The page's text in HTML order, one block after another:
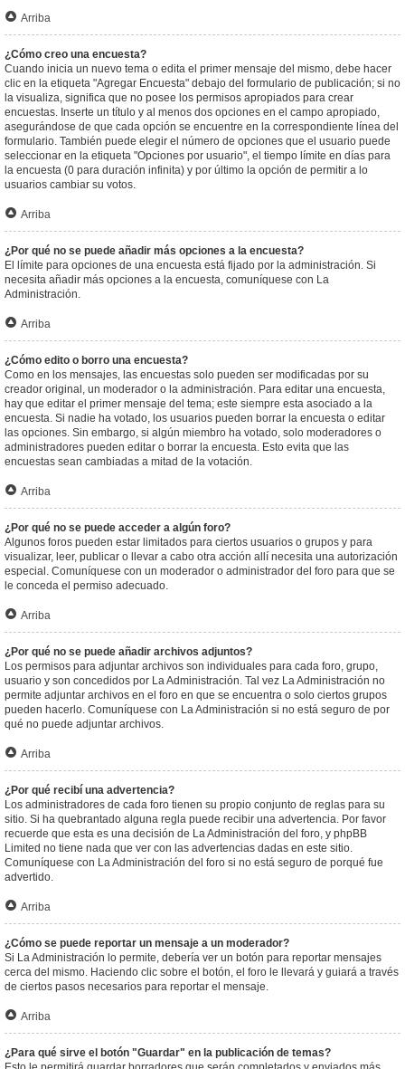
Arriba
¿Cómo creo una encuesta?
Cuando inicia un nuevo tema o edita el primer mensaje del mismo, debe hacer
clic en la etiqueta "Agregar Encuesta" debajo del formulario de publicación; si no
la visualiza, significa que no posee los permisos apropiados para crear
encuestas. Inserte un título y al menos dos opciones en el campo apropiado,
asegurándose de que cada opción se encuentre en la correspondiente línea del
formulario. También puede elegir el número de opciones que el usuario puede
seleccionar en la etiqueta "Opciones por usuario", el tiempo límite en días para
la encuesta (0 para duración infinita) y por último la opción de permitir a lo
usuarios cambiar su votos.
Arriba
¿Por qué no se puede añadir más opciones a la encuesta?
El límite para opciones de una encuesta está fijado por la administración. Si
necesita añadir más opciones a la encuesta, comuníquese con La
Administración.
Arriba
¿Cómo edito o borro una encuesta?
Como en los mensajes, las encuestas solo pueden ser modificadas por su
creador original, un moderador o la administración. Para editar una encuesta,
hay que editar el primer mensaje del tema; este siempre esta asociado a la
encuesta. Si nadie ha votado, los usuarios pueden borrar la encuesta o editar
las opciones. Sin embargo, si algún miembro ha votado, solo moderadores o
administradores pueden editar o borrar la encuesta. Esto evita que las
encuestas sean cambiadas a mitad de la votación.
Arriba
¿Por qué no se puede acceder a algún foro?
Algunos foros pueden estar limitados para ciertos usuarios o grupos y para
visualizar, leer, publicar o llevar a cabo otra acción allí necesita una autorización
especial. Comuníquese con un moderador o administrador del foro para que se
le conceda el permiso adecuado.
Arriba
¿Por qué no se puede añadir archivos adjuntos?
Los permisos para adjuntar archivos son individuales para cada foro, grupo,
usuario y son concedidos por La Administración. Tal vez La Administración no
permite adjuntar archivos en el foro en que se encuentra o solo ciertos grupos
pueden hacerlo. Comuníquese con La Administración si no está seguro de por
qué no puede adjuntar archivos.
Arriba
¿Por qué recibí una advertencia?
Los administradores de cada foro tienen su propio conjunto de reglas para su
sitio. Si ha quebrantado alguna regla puede recibir una advertencia. Por favor
recuerde que esta es una decisión de La Administración del foro, y phpBB
Limited no tiene nada que ver con las advertencias dadas en este sitio.
Comuníquese con La Administración del foro si no está seguro de porqué fue
advertido.
Arriba
¿Cómo se puede reportar un mensaje a un moderador?
Si La Administración lo permite, debería ver un botón para reportar mensajes
cerca del mismo. Haciendo clic sobre el botón, el foro le llevará y guiará a través
de ciertos pasos necesarios para reportar el mensaje.
Arriba
¿Para qué sirve el botón "Guardar" en la publicación de temas?